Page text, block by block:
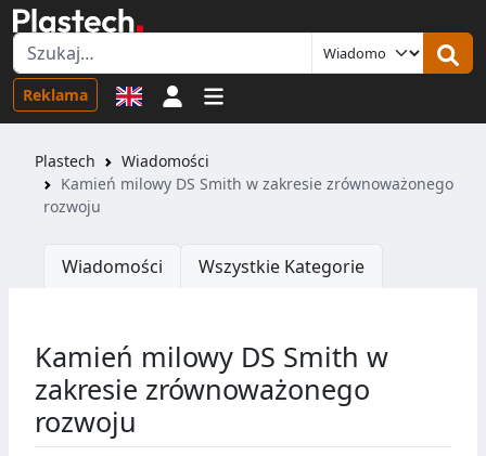
Reklama Logowanie
Plastech
Wiadomości
Kamień milowy DS Smith w zakresie zrównoważonego
rozwoju
Wiadomości Wszystkie Kategorie
Kamień milowy DS Smith w
zakresie zrównoważonego
rozwoju